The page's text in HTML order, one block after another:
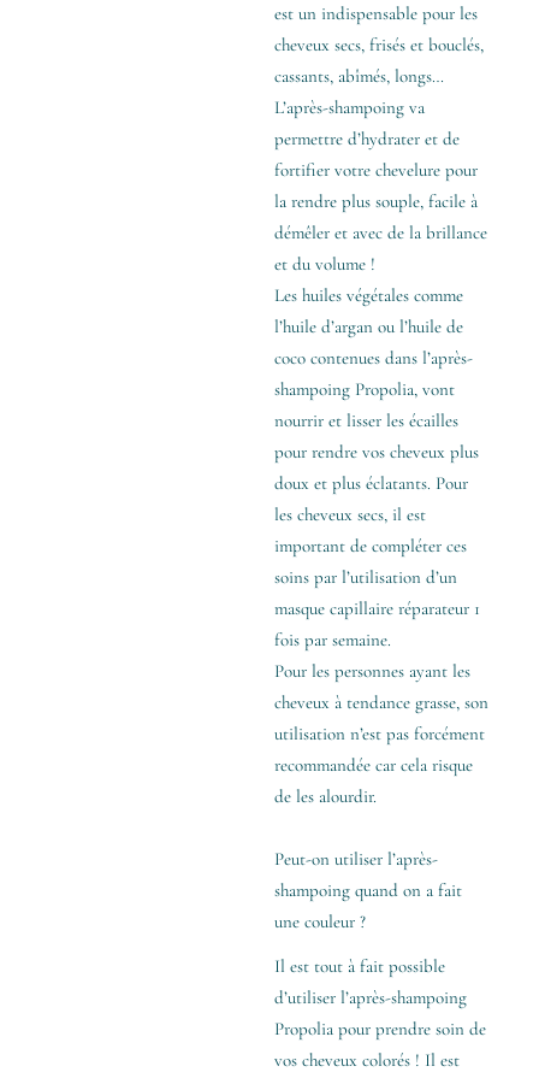
est un indispensable pour les
cheveux secs, frisés et bouclés,
cassants, abîmés, longs…
L’après-shampoing va
permettre d’hydrater et de
fortifier votre chevelure pour
la rendre plus souple, facile à
démêler et avec de la brillance
et du volume !
Les huiles végétales comme
l’huile d’argan ou l’huile de
coco contenues dans l’après-
shampoing Propolia, vont
nourrir et lisser les écailles
pour rendre vos cheveux plus
doux et plus éclatants. Pour
les cheveux secs, il est
important de compléter ces
soins par l’utilisation d’un
masque capillaire réparateur 1
fois par semaine.
Pour les personnes ayant les
cheveux à tendance grasse, son
utilisation n’est pas forcément
recommandée car cela risque
de les alourdir.
Peut-on utiliser l’après-
shampoing quand on a fait
une couleur ?
Il est tout à fait possible
d’utiliser l’après-shampoing
Propolia pour prendre soin de
vos cheveux colorés ! Il est